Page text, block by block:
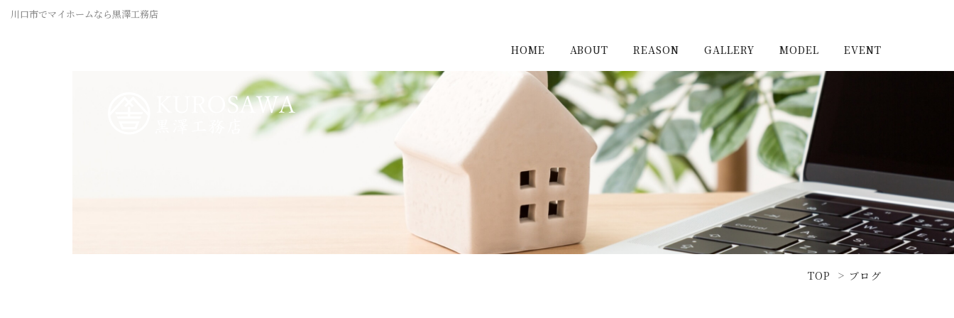
川口市でマイホームなら黒澤工務店
HOME ABOUT REASON GALLERY
施工実例（新築）
施工実例（リノベーショ
ン）
MODEL
浦和住宅公園
浦和住宅展示場Miraizu
大宮北ハウジングステージ
EVENT
TOP ブログ